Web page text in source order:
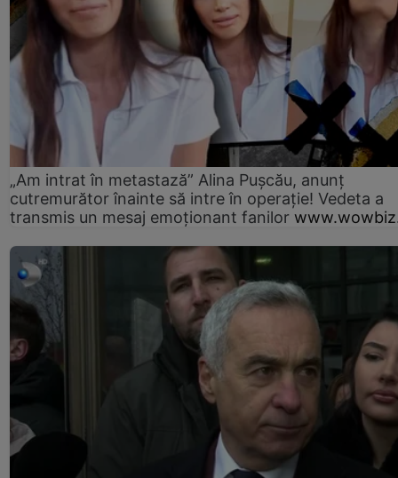
„Am intrat în metastază” Alina Pușcău, anunț
cutremurător înainte să intre în operație! Vedeta a
transmis un mesaj emoționant fanilor